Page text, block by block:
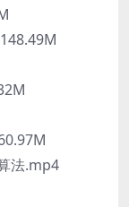
法.mp4